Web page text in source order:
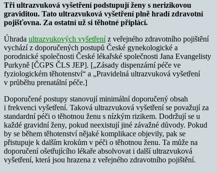
Tři ultrazvuková vyšetření podstupují ženy s nerizikovou
graviditou. Tato ultrazvuková vyšetření plně hradí zdravotní
pojišťovna. Za ostatní už si těhotné připlácí.
Úhrada ultrazvukových vyšetřeníz veřejného zdravotního pojištění
vychází z doporučených postupů České gynekologické a
porodnické společnosti České lékařské společnosti Jana Evangelisty
Purkyně [ČGPS ČLS JEP]. [„Zásady dispenzární péče ve
fyziologickém těhotenství“ a „Pravidelná ultrazvuková vyšetření
v průběhu prenatální péče.]
Doporučené postupy stanovují minimální doporučený obsah
i frekvenci vyšetření. Taková ultrazvuková vyšetření se považují za
standardní péči o těhotnou ženu s nízkým rizikem. Dodržují se u
každé gravidní ženy, pokud neexistují jiné závažné důvody. Pokud
by se během těhotenství nějaké komplikace objevily, pak se
přistupuje k dalším krokům v péči o těhotnou ženu. Ta může na
doporučení ošetřujícího lékaře absolvovat i další ultrazvuková
vyšetření, která jsou hrazena z veřejného zdravotního pojištění.